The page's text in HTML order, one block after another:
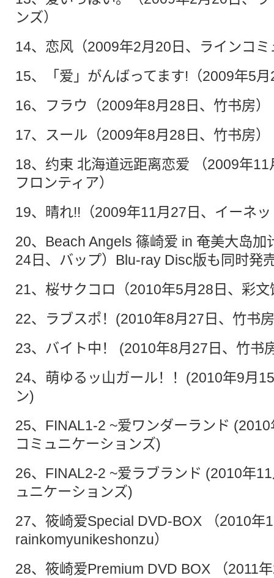
ンズ）
14、恋风（2009年2月20日、ラインコ
15、「爱」がんばってます!（2009年5
16、フラウ（2009年8月28日、竹书房）
17、スール（2009年8月28日、竹书房）
18、约束 北海道远距离恋爱 （2009年
フロンティア）
19、晴れ!!（2009年11月27日、イーネ
20、Beach Angels 篠崎爱 in 奄美大岛加
24日、バップ）Blu-ray Disc版も同时発
21、桜サクコロ（2010年5月28日、彩文
22、ラブスポ！(2010年8月27日、竹书
23、バイト中！ (2010年8月27日、竹书
24、萌ゆるッ山ガール！！(2010年9月
ン)
25、FINAL1-2 ~爱ワンダーランド
コミュニケーションズ)
26、FINAL2-2 ~爱ラブランド (2010年
ュニケーションズ)
27、筱崎爱Special DVD-BOX （2010年
rainkomyunikeshonzu）
28、筱崎爱Premium DVD BOX （2011